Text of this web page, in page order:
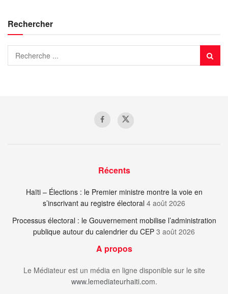
Rechercher
Récents
Haïti – Élections : le Premier ministre montre la voie en
s’inscrivant au registre électoral 4 août 2026
Processus électoral : le Gouvernement mobilise l’administration
publique autour du calendrier du CEP 3 août 2026
A propos
Le Médiateur est un média en ligne disponible sur le site
www.lemediateurhaiti.com.